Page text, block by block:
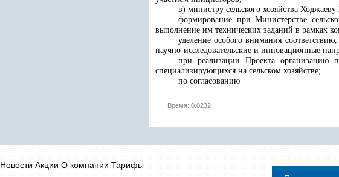
в) министру сельского хозяйства
формирование при Министерстве
выполнение им технических заданий в рамках
уделение особого внимания
научно-исследовательские и инновационные
при реализации Проекта организацию
специализирующихся на сельском хозяйстве;
по согласованию
Время: 0.0232
Новости Акции О компании Тарифы